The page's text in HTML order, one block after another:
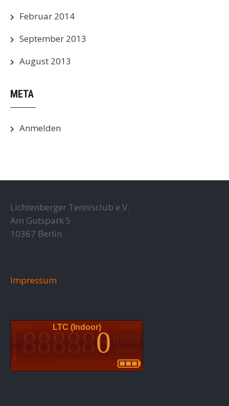
Februar 2014
September 2013
August 2013
META
Anmelden
Lichtenberger Tennisclub e.V.
Am Gutspark 5
10367 Berlin
Impressum